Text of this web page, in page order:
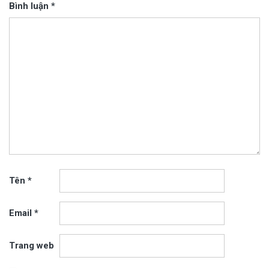
Bình luận *
Tên *
Email *
Trang web